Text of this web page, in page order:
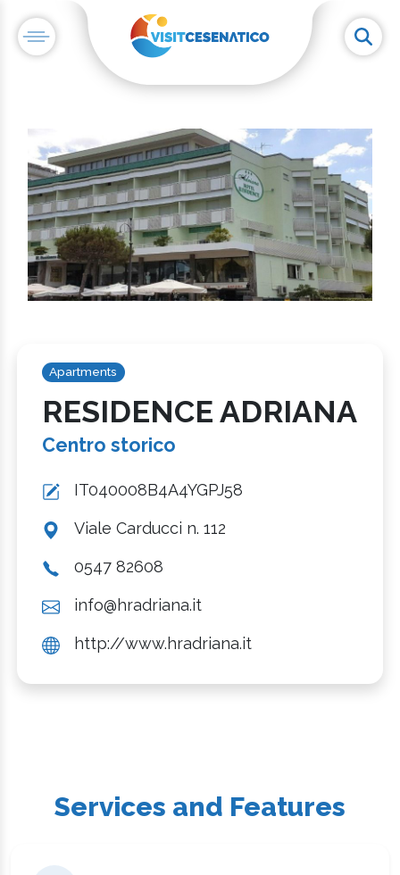
Apartments
RESIDENCE ADRIANA
Centro storico
IT040008B4A4YGPJ58
Viale Carducci n. 112
0547 82608
info@hradriana.it
http://www.hradriana.it
Services and Features